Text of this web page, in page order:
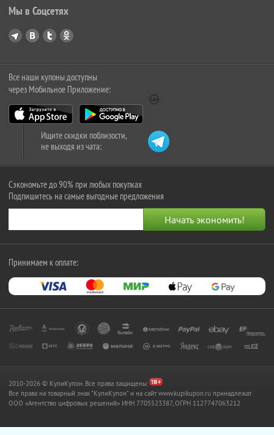
Мы в Соцсетях
Все наши купоны доступны
через Мобильное Приложение:
Ищите скидки поблизости,
не выходя из чата:
Сэкономьте до 90% при любых покупках
Подпишитесь на самые выгодные предложения
Принимаем к оплате:
2010-2026 © КупиКупон. Все права защищены.
Все права на товарный знак "КупиКупон" и на сайт www.kupikupon.ru принадлежат
OOO «Агентство цифровых решений» ИНН 7705523387, ОГРН 1127747063212